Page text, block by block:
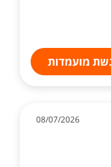
מועמדות
08/07/2026